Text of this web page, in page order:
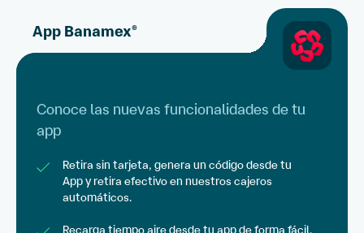
App Banamex®
Conoce las nuevas funcionalidades de tu
app
Retira sin tarjeta, genera un código desde tu
App y retira efectivo en nuestros cajeros
automáticos.
Recarga tiempo aire desde tu app de forma fácil.